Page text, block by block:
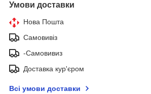
Умови доставки
Нова Пошта
Самовивіз
-Самовивиз
Доставка кур'єром
Всі умови доставки